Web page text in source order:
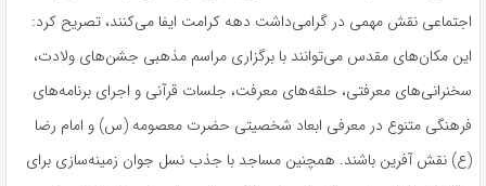
اجتماعی نقش مهمی در گرامی‌داشت دهه کرامت ایفا می‌کنند، تصریح کرد:
این مکان‌های مقدس می‌توانند با برگزاری مراسم مذهبی جشن‌های ولادت،
سخنرانی‌های معرفتی، حلقه‌های معرفت، جلسات قرآنی و اجرای برنامه‌های
فرهنگی متنوع در معرفی ابعاد شخصیتی حضرت معصومه (س) و امام رضا
(ع) نقش آفرین باشند. همچنین مساجد با جذب نسل جوان زمینه‌سازی برای